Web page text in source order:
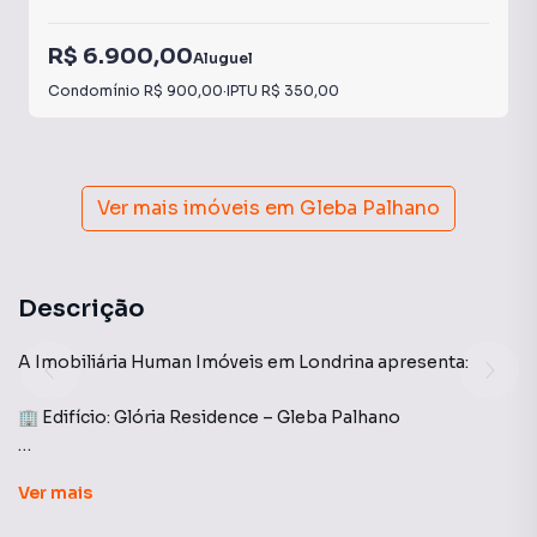
R$ 6.900,00Aluguel
Condomínio R$ 900,00·IPTU R$ 350,00
Ver mais imóveis em Gleba Palhano
Descrição
A Imobiliária Human Imóveis em Londrina apresenta:
🏢 Edifício: Glória Residence – Gleba Palhano
mobiliado e completo em **armários planejados**,
Ver mais